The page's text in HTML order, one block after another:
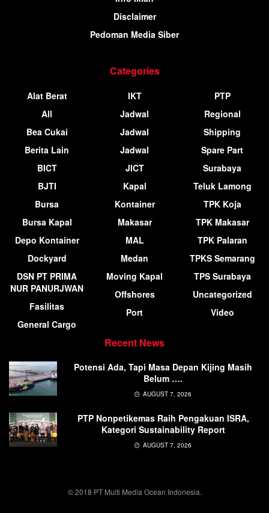
Disclaimer
Pedoman Media Siber
Categories
Alat Berat
All
Bea Cukai
Berita Lain
BICT
BJTI
Bursa
Bursa Kapal
Depo Kontainer
Dockyard
DSN PT PRIMA
NUR PANURJWAN
Fasilitas
General Cargo
IKT
Jadwal
Jadwal
Jadwal
JICT
Kapal
Kontainer
Makasar
MAL
Medan
Moving Kapal
Offshores
Port
PTP
Regional
Shipping
Spare Part
Surabaya
Teluk Lamong
TPK Koja
TPK Makasar
TPK Palaran
TPKS Semarang
TPS Surabaya
Uncategorized
Video
Recent News
Potensi Ada, Tapi Masa Depan Kijing Masih
Belum ….
AUGUST 7, 2026
PTP Nonpetikemas Raih Pengakuan ISRA,
Kategori Sustainability Report
AUGUST 7, 2026
© 2018 PT Multi Media Ocean Indonesia.